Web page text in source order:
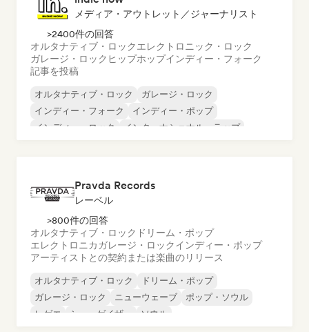
メディア・アウトレット／ジャーナリスト
>2400件の回答
オルタナティブ・ロックエレクトロニック・ロック
ガレージ・ロック ヒップホップインディー・フォーク
記事を投稿
オルタナティブ・ロック
ガレージ・ロック
インディー・フォーク
インディー・ポップ
インディー・ロック
インターナショナル・ラップ
Pravda Records
レーベル
>800件の回答
オルタナティブ・ロック ドリーム・ポップ
エレクトロニカガレージ・ロックインディー・ポップ
アーティストとの契約または楽曲のリリース
オルタナティブ・ロック
ドリーム・ポップ
ガレージ・ロック
ニューウェーブ
ポップ・ソウル
レゲエ
シューゲイザー ソウル